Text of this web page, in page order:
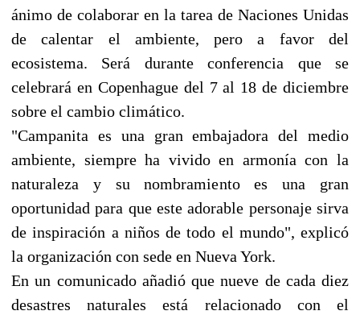
ánimo de colaborar en la tarea de Naciones Unidas
de calentar el ambiente, pero a favor del
ecosistema. Será durante conferencia que se
celebrará en Copenhague del 7 al 18 de diciembre
sobre el cambio climático.
"Campanita es una gran embajadora del medio
ambiente, siempre ha vivido en armonía con la
naturaleza y su nombramiento es una gran
oportunidad para que este adorable personaje sirva
de inspiración a niños de todo el mundo", explicó
la organización con sede en Nueva York.
En un comunicado añadió que nueve de cada diez
desastres naturales está relacionado con el